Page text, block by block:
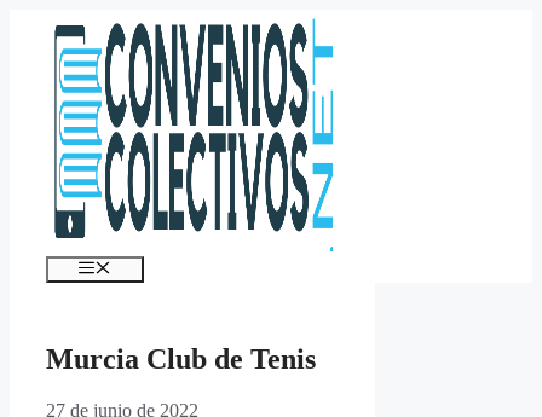
contenido
Menú
Murcia Club de Tenis
27 de junio de 2022